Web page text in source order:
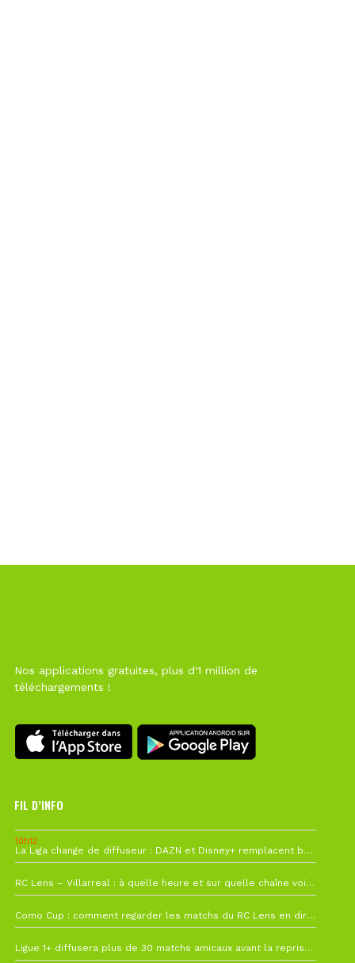
Nos applications gratuites, plus d'1 million de
téléchargements !
FIL D’INFO
10h12
La Liga change de diffuseur : DAZN et Disney+ remplacent beIN Sports !
RC Lens – Villarreal : à quelle heure et sur quelle chaîne voir la finale de la Como Cup ?
Como Cup : comment regarder les matchs du RC Lens en direct ?
Ligue 1+ diffusera plus de 30 matchs amicaux avant la reprise de la Ligue 1